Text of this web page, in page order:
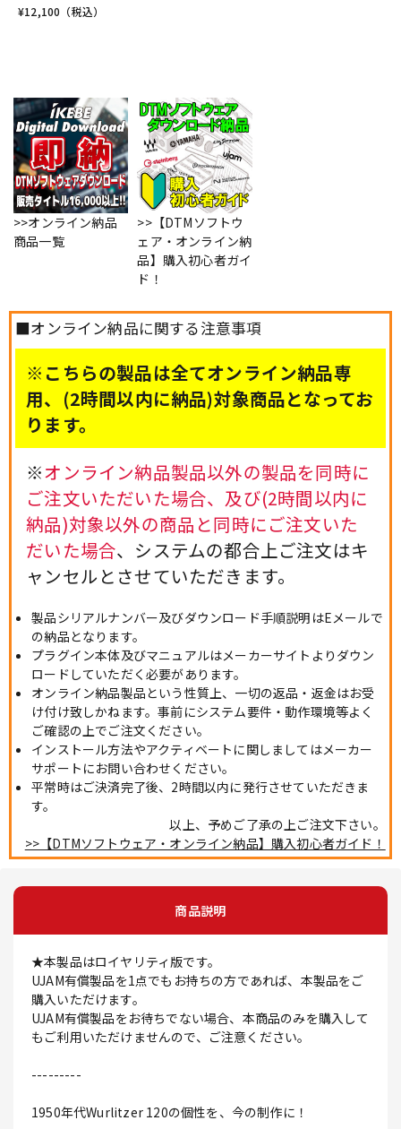
¥12,100 （税込）
>>オンライン納品
商品一覧
>>【DTMソフトウ
ェア・オンライン納
品】購入初心者ガイ
ド！
■オンライン納品に関する注意事項
※こちらの製品は全てオンライン納品専
用、(2時間以内に納品)対象商品となってお
ります。
※オンライン納品製品以外の製品を同時に
ご注文いただいた場合、及び(2時間以内に
納品)対象以外の商品と同時にご注文いた
だいた場合、システムの都合上ご注文はキ
ャンセルとさせていただきます。
製品シリアルナンバー及びダウンロード手順説明はEメールで
の納品となります。
プラグイン本体及びマニュアルはメーカーサイトよりダウン
ロードしていただく必要があります。
オンライン納品製品という性質上、一切の返品・返金はお受
け付け致しかねます。事前にシステム要件・動作環境等よく
ご確認の上でご注文ください。
インストール方法やアクティベートに関しましてはメーカー
サポートにお問い合わせください。
平常時はご決済完了後、2時間以内に発行させていただきま
す。
以上、予めご了承の上ご注文下さい。
>>【DTMソフトウェア・オンライン納品】購入初心者ガイド！
商品説明
★本製品はロイヤリティ版です。
UJAM有償製品を1点でもお持ちの方であれば、本製品をご
購入いただけます。
UJAM有償製品をお待ちでない場合、本商品のみを購入して
もご利用いただけませんので、ご注意ください。
---------
1950年代Wurlitzer 120の個性を、今の制作に！